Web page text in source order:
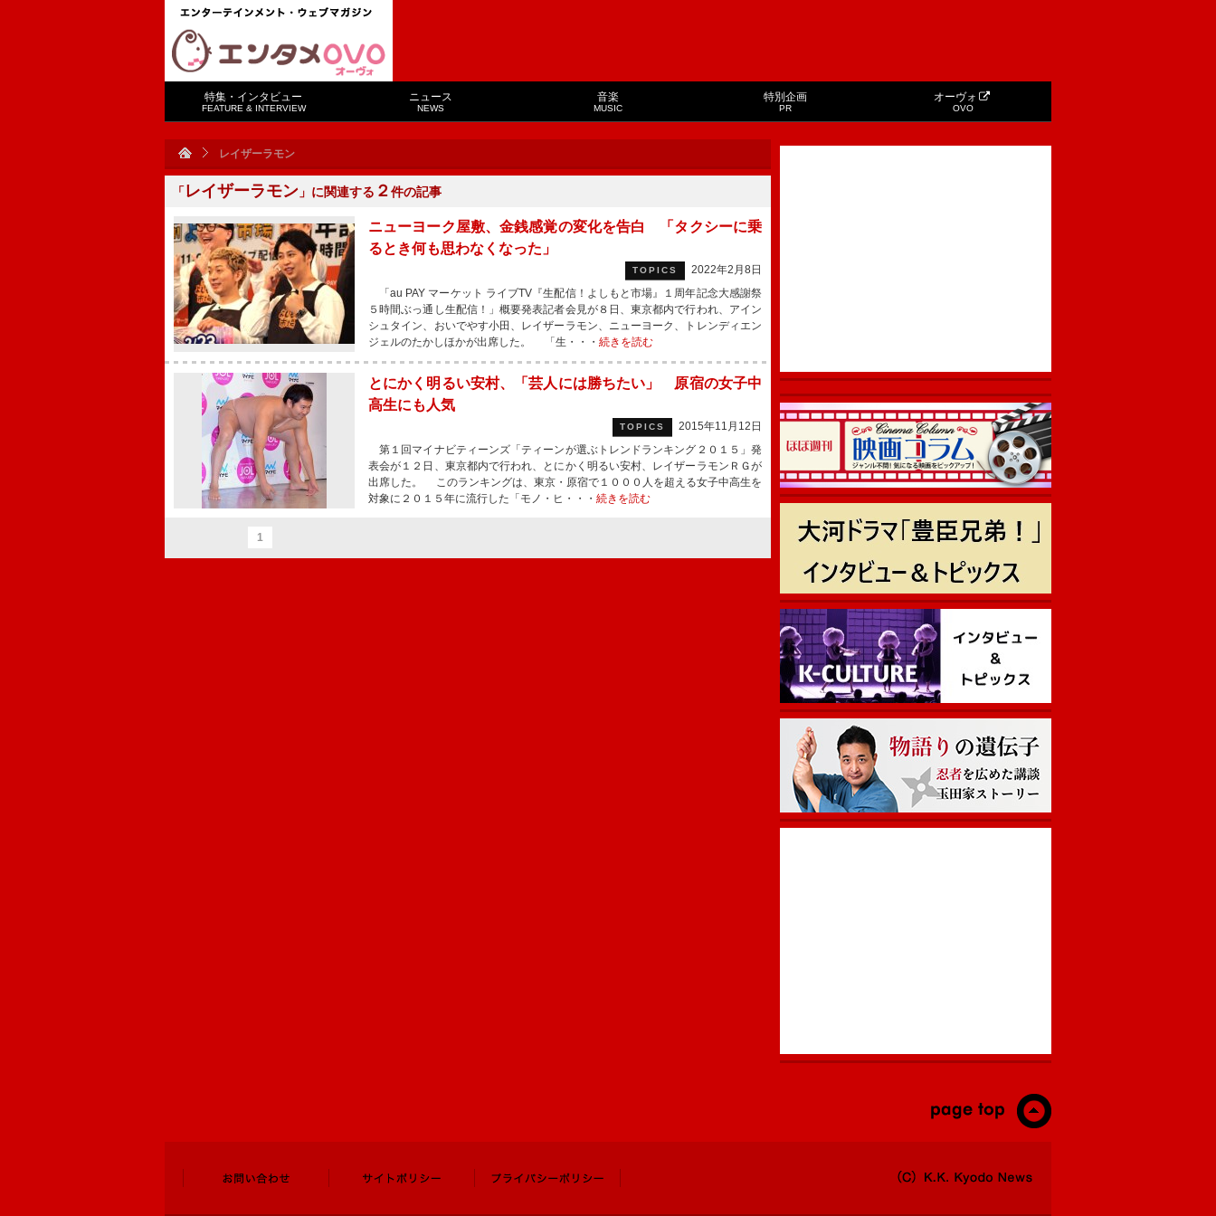
特集・インタビュー
FEATURE & INTERVIEW
ニュース
NEWS
音楽
MUSIC
特別企画
PR
オーヴォ
OVO
レイザーラモン
「レイザーラモン 」に関連する ２件の記事
ニューヨーク屋敷、金銭感覚の変化を告白 「タクシーに乗
るとき何も思わなくなった」
TOPICS
2022年2月8日
「au PAY マーケット ライブTV『生配信！よしもと市場』１周年記念大感謝祭
５時間ぶっ通し生配信！」概要発表記者会見が８日、東京都内で行われ、アイン
シュタイン、おいでやす小田、レイザーラモン、ニューヨーク、トレンディエン
ジェルのたかしほかが出席した。 「生・・・ 続きを読む
とにかく明るい安村、「芸人には勝ちたい」 原宿の女子中
高生にも人気
TOPICS
2015年11月12日
第１回マイナビティーンズ「ティーンが選ぶトレンドランキング２０１５」発
表会が１２日、東京都内で行われ、とにかく明るい安村、レイザーラモンＲＧが
出席した。 このランキングは、東京・原宿で１０００人を超える女子中高生を
対象に２０１５年に流行した「モノ・ヒ・・・ 続きを読む
1